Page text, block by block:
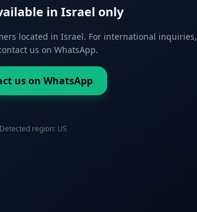
in Israel only
located in Israel. For international inquiries,
us on WhatsApp.
us on WhatsApp
Detected region: US